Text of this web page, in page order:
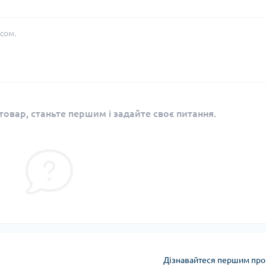
станьте першим і задайте своє питання.
Дізнавайтеся першим про